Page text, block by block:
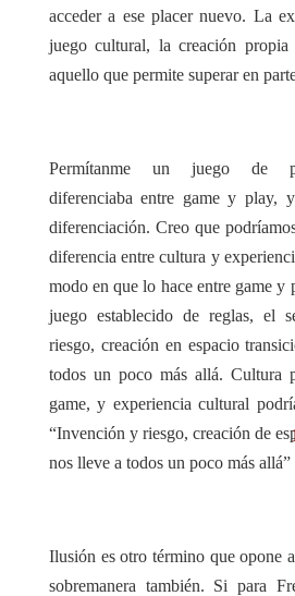
acceder a ese placer nuevo. La
juego cultural, la creación
aquello que permite superar en
Permítanme un juego de
diferenciaba entre game y play,
diferenciación. Creo que
diferencia entre cultura y
modo en que lo hace entre game y
juego establecido de reglas, el
riesgo, creación en espacio
todos un poco más allá. Cultura
game, y experiencia cultural
“Invención y riesgo, creación de
nos lleve a todos un poco más allá”
Ilusión es otro término que opone
sobremanera también. Si para